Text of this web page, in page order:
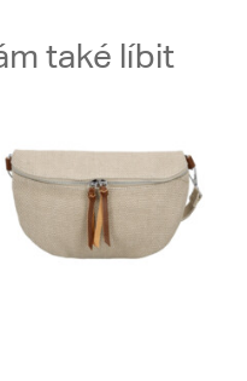
také líbit